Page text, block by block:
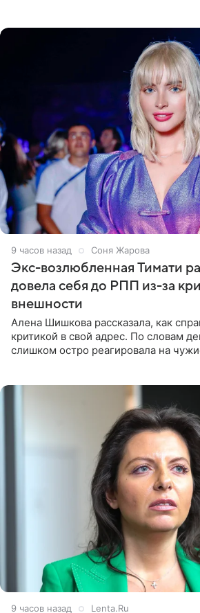
9 часов назад Соня Жарова
Экс-возлюбленная Тимати
довела себя до РПП из-за
внешности
Алена Шишкова рассказала, как
критикой в свой адрес. По словам
слишком остро реагировала на
9 часов назад Lenta.Ru